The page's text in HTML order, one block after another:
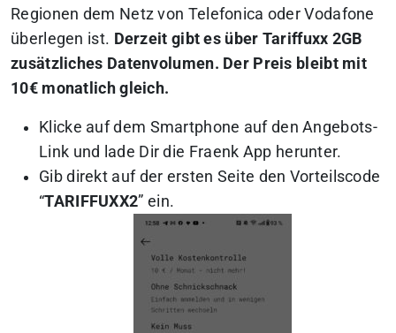
Regionen dem Netz von Telefonica oder Vodafone
überlegen ist. Derzeit gibt es über Tariffuxx 2GB
zusätzliches Datenvolumen. Der Preis bleibt mit
10€ monatlich gleich.
Klicke auf dem Smartphone auf den Angebots-
Link und lade Dir die Fraenk App herunter.
Gib direkt auf der ersten Seite den Vorteilscode
“TARIFFUXX2” ein.